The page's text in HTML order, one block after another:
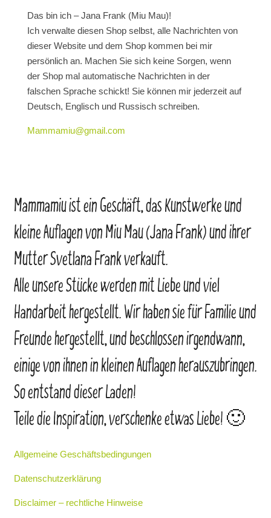
Das bin ich – Jana Frank (Miu Mau)!
Ich verwalte diesen Shop selbst, alle Nachrichten von
dieser Website und dem Shop kommen bei mir
persönlich an. Machen Sie sich keine Sorgen, wenn
der Shop mal automatische Nachrichten in der
falschen Sprache schickt! Sie können mir jederzeit auf
Deutsch, Englisch und Russisch schreiben.
Mammamiu@gmail.com
Mammamiu ist ein Geschäft, das Kunstwerke und
kleine Auflagen von Miu Mau (Jana Frank) und ihrer
Mutter Svetlana Frank verkauft.
Alle unsere Stücke werden mit Liebe und viel
Handarbeit hergestellt. Wir haben sie für Familie und
Freunde hergestellt, und beschlossen irgendwann,
einige von ihnen in kleinen Auflagen herauszubringen.
So entstand dieser Laden!
Teile die Inspiration, verschenke etwas Liebe! 🙂
Allgemeine Geschäftsbedingungen
Datenschutzerklärung
Disclaimer – rechtliche Hinweise